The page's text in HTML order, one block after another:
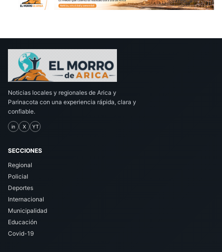
Noticias locales y regionales de Arica y
Parinacota con una experiencia rápida, clara y
confiable.
in X YT
SECCIONES
Regional
Policial
Deportes
Internacional
Municipalidad
Educación
Covid-19